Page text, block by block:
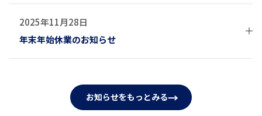
【休業期間】
2026年8月8日(土)～2026年8月16日(日)
※上記休業中はお電話でのご注文、お問合せはお受けできま
せん。
しますが、出荷業務、ご返信は休業明けからとなりますので
ご了承をお願いいたします。
ついて、下記の通りお知らせいたします。
期間中は大変ご面倒をお掛けいたしますが、何卒ご理解の
程、宜しくお願いいたします。
2026年4月29日(水)、2026年5月2日(土)～2026年5月6日(水)
2025年11月28日
年末年始休業のお知らせ
お知らせをもっとみる→